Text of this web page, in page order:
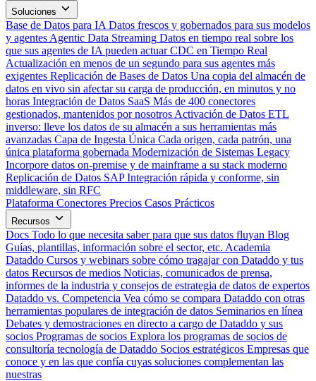
Soluciones
Base de Datos para IA Datos frescos y gobernados para sus modelos
y agentes Agentic Data Streaming Datos en tiempo real sobre los
que sus agentes de IA pueden actuar CDC en Tiempo Real
Actualización en menos de un segundo para sus agentes más
exigentes Replicación de Bases de Datos Una copia del almacén de
datos en vivo sin afectar su carga de producción, en minutos y no
horas Integración de Datos SaaS Más de 400 conectores
gestionados, mantenidos por nosotros Activación de Datos ETL
inverso: lleve los datos de su almacén a sus herramientas más
avanzadas Capa de Ingesta Única Cada origen, cada patrón, una
única plataforma gobernada Modernización de Sistemas Legacy
Incorpore datos on-premise y de mainframe a su stack moderno
Replicación de Datos SAP Integración rápida y conforme, sin
middleware, sin RFC
Plataforma Conectores Precios Casos Prácticos
Recursos
Docs Todo lo que necesita saber para que sus datos fluyan Blog
Guías, plantillas, información sobre el sector, etc. Academia
Dataddo Cursos y webinars sobre cómo tragajar con Dataddo y tus
datos Recursos de medios Noticias, comunicados de prensa,
informes de la industria y consejos de estrategia de datos de expertos
Dataddo vs. Competencia Vea cómo se compara Dataddo con otras
herramientas populares de integración de datos Seminarios en línea
Debates y demostraciones en directo a cargo de Dataddo y sus
socios Programas de socios Explora los programas de socios de
consultoría tecnología de Dataddo Socios estratégicos Empresas que
conoce y en las que confía cuyas soluciones complementan las
nuestras